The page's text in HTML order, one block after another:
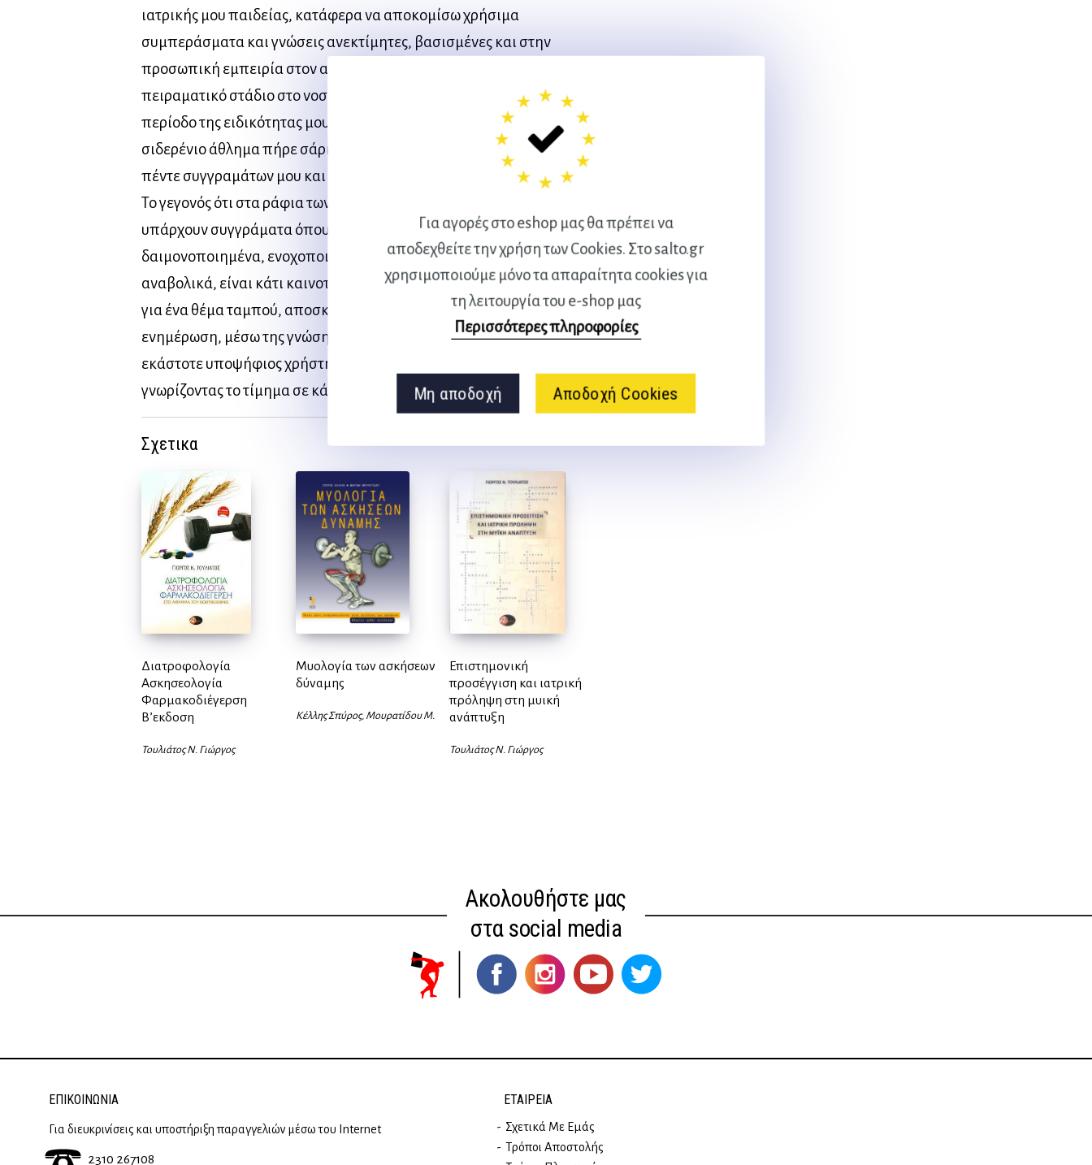
Για αγορές στο eshop μας θα πρέπει να
αποδεχθείτε την χρήση των Cookies. Στο salto.gr
χρησιμοποιούμε μόνο τα απαραίτητα cookies για
τη λειτουργία του e-shop μας
Περισσότερες πληροφορίες
Μη αποδοχή Αποδοχή Cookies
ιατρικής μου παιδείας, κατάφερα να αποκομίσω χρήσιμα
συμπεράσματα και γνώσεις ανεκτίμητες, βασισμένες και στην
προσωπική εμπειρία στον αγωνιστικό στίβο, αλλά και το
πειραματικό στάδιο στο νοσοκομειακό εργαστήριο, την
περίοδο της ειδικότητας μου. Η αγάπη μου εις βάθος για το
σιδερένιο άθλημα πήρε σάρκα και οστά με τη δημιουργία των
πέντε συγγραμάτων μου και της προσωπική μου ιστοσελίδας.
Το γεγονός ότι στα ράφια των βιβλιοπωλείων και στο διαδίκτυο
υπάρχουν συγγράματα όπου κάνουν εκτενή αναφορά στα
δαιμονοποιημένα, ενοχοποιημένα και απαγορευμένα
αναβολικά, είναι κάτι καινοτόμο και πρωτοποριακό συνάμα,
για ένα θέμα ταμπού, αποσκοπώντας αποκλειστικά στην
ενημέρωση, μέσω της γνώσης που είναι δύναμη. Ώστε ο
εκάστοτε υποψήφιος χρήστης να λάβει συνειδητές αποφάσεις
γνωρίζοντας το τίμημα σε κάθε τομέα.
Σχετικα
Διατροφολογία
Ασκησεολογία
Φαρμακοδιέγερση
Β’εκδοση
Τουλιάτος Ν. Γιώργος
Μυολογία των ασκήσεων
δύναμης
Κέλλης Σπύρος, Μουρατίδου Μ.
Επιστημονική
προσέγγιση και ιατρική
πρόληψη στη μυική
ανάπτυξη
Τουλιάτος Ν. Γιώργος
Ακολουθήστε μας
στα social media
ΕΠΙΚΟΙΝΩΝΊΑ
Για διευκρινίσεις και υποστήριξη παραγγελιών μέσω του Internet
2310 267108
ΕΤΑΙΡΕΊΑ
Σχετικά Με Εμάς
Τρόποι Αποστολής